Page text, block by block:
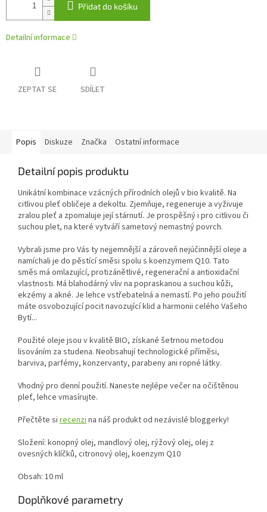
Přidat do košíku
Detailní informace
ZEPTAT SE SDÍLET
Popis Diskuze Značka Ostatní informace
Detailní popis produktu
Unikátní kombinace vzácných přírodních olejů v bio kvalitě. Na
citlivou pleť obličeje a dekoltu. Zjemňuje, regeneruje a vyživuje
zralou pleť a zpomaluje její stárnutí. Je prospěšný i pro citlivou či
suchou plet, na které vytváří sametový nemastný povrch.
Vybrali jsme pro Vás ty nejjemnější a zároveň nejúčinnější oleje a
namíchali je do pěstící směsi spolu s koenzymem Q10. Tato
směs má omlazující, protizánětlivé, regenerační a antioxidační
vlastnosti. Má blahodárný vliv na popraskanou a suchou kůži,
ekzémy a akné. Je lehce vstřebatelná a nemastí. Po jeho použití
máte osvobozující pocit navozující klid a harmonii celého Vašeho
Bytí...
Použité oleje jsou v kvalitě BIO, získané šetrnou metodou
lisováním za studena. Neobsahují technologické příměsi,
barviva, parfémy, konzervanty, parabeny ani ropné látky.
Vhodný pro denní použití. Naneste nejlépe večer na očištěnou
pleť, lehce vmasírujte.
Přečtěte si recenzina náš produkt od nezávislé bloggerky!
Složení: konopný olej, mandlový olej, rýžový olej, olej z
ovesných klíčků, citronový olej, koenzym Q10
Obsah: 10 ml
Doplňkové parametry